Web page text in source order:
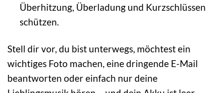
Überhitzung, Überladung und Kurzschlüssen
schützen.
Stell dir vor, du bist unterwegs, möchtest ein
wichtiges Foto machen, eine dringende E-Mail
beantworten oder einfach nur deine